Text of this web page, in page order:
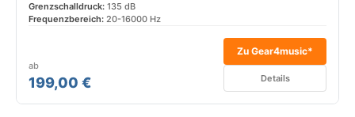
Grenzschalldruck: 135 dB
Frequenzbereich: 20-16000 Hz
ab
199,00 €
Zu Gear4music*
Details